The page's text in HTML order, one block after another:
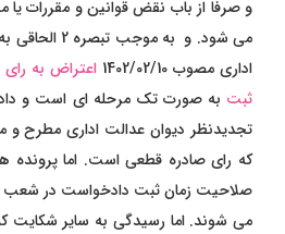
و صرفا از باب نقض قوانین و مقررات یا
اداری مصوب 1402/02/10
اعتراض به
ثبت به صورت تک مرحله ای است و
تجدیدنظر دیوان عدالت اداری مطرح و
که رای صادره قطعی است. اما پرونده
صلاحیت زمان ثبت دادخواست در شعب
می شوند. اما رسیدگی به سایر شکایت